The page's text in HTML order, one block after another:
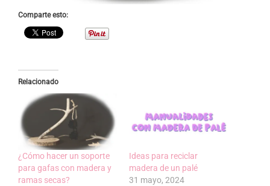
Comparte esto:
Relacionado
¿Cómo hacer un soporte
para gafas con madera y
ramas secas?
Ideas para reciclar
madera de un palé
31 mayo, 2024